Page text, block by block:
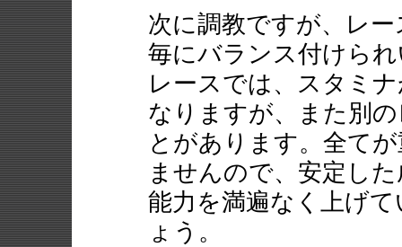
次に調教ですが、レ
毎にバランス付けら
レースでは、スタミ
なりますが、また別
とがあります。全て
ませんので、安定し
能力を満遍なく上げ
ょう。